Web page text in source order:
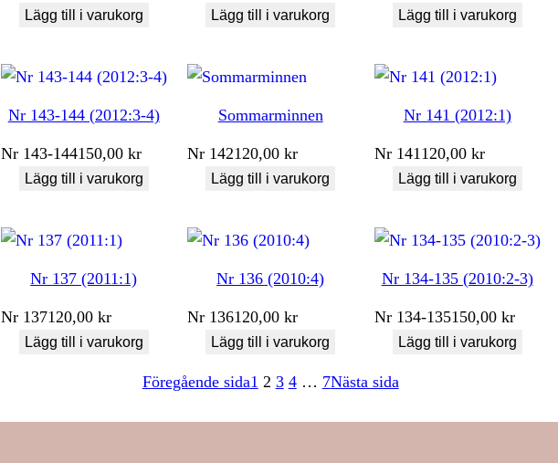
Lägg till i varukorg Lägg till i varukorg Lägg till i varukorg
Nr 143-144 (2012:3-4)
Nr 143-144150,00 kr
Lägg till i varukorg
Sommarminnen
Nr 142120,00kr
Lägg till i varukorg
Nr 141 (2012:1)
Nr 141 120,00 kr
Lägg till i varukorg
Nr 137 (2011:1)
Nr 137120,00 kr
Lägg till i varukorg
Nr 136 (2010:4)
Nr 136120,00kr
Lägg till i varukorg
Nr 134-135 (2010:2-3)
Nr 134-135150,00 kr
Lägg till i varukorg
Föregående sida1 2 3 4 … 7Nästa sida